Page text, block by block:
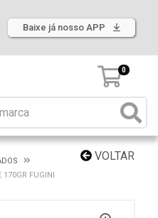
Baixe já nosso APP
0
VOLTAR
170GR FUGINI